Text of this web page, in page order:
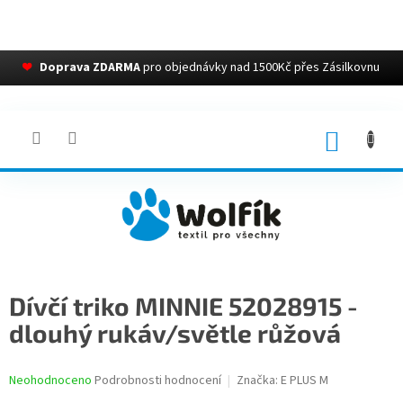
❤ Doprava ZDARMApro objednávky nad 1500Kč přes Zásilkovnu
Dívčí triko MINNIE 52028915 -
dlouhý rukáv/světle růžová
Průměrné
Neohodnoceno Podrobnosti hodnocení Značka: E PLUS M